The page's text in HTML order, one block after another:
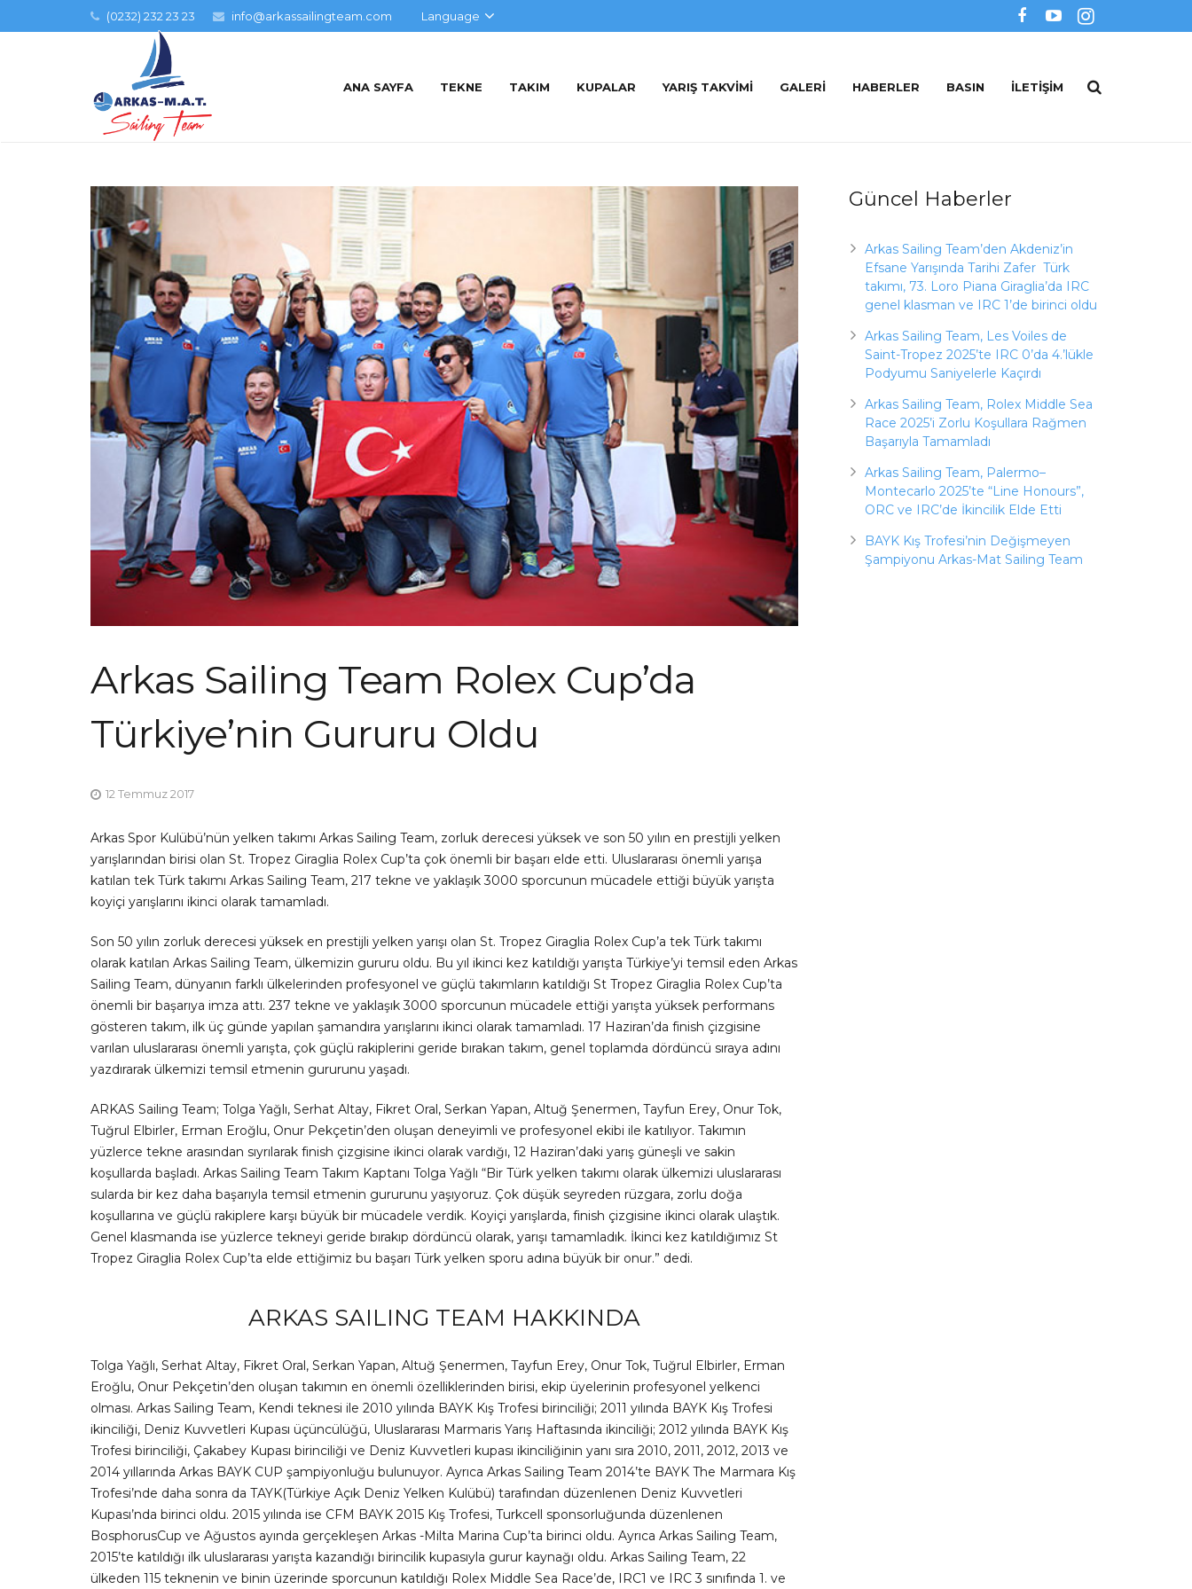
(0232) 232 23 23 info@arkassailingteam.com Language
ANA SAYFA TEKNE TAKIM KUPALAR YARIŞ TAKVIMI GALERI HABERLER BASIN İLETIŞIM
Arkas Sailing Team Rolex Cup’da
Türkiye’nin Gururu Oldu
12 Temmuz 2017
Arkas Spor Kulübü’nün yelken takımı Arkas Sailing Team, zorluk derecesi yüksek ve son 50 yılın en prestijli yelken
yarışlarından birisi olan St. Tropez Giraglia Rolex Cup’ta çok önemli bir başarı elde etti. Uluslararası önemli yarışa
katılan tek Türk takımı Arkas Sailing Team, 217 tekne ve yaklaşık 3000 sporcunun mücadele ettiği büyük yarışta
koyiçi yarışlarını ikinci olarak tamamladı.
Son 50 yılın zorluk derecesi yüksek en prestijli yelken yarışı olan St. Tropez Giraglia Rolex Cup’a tek Türk takımı
olarak katılan Arkas Sailing Team, ülkemizin gururu oldu. Bu yıl ikinci kez katıldığı yarışta Türkiye’yi temsil eden Arkas
Sailing Team, dünyanın farklı ülkelerinden profesyonel ve güçlü takımların katıldığı St Tropez Giraglia Rolex Cup’ta
önemli bir başarıya imza attı. 237 tekne ve yaklaşık 3000 sporcunun mücadele ettiği yarışta yüksek performans
gösteren takım, ilk üç günde yapılan şamandıra yarışlarını ikinci olarak tamamladı. 17 Haziran’da finish çizgisine
varılan uluslararası önemli yarışta, çok güçlü rakiplerini geride bırakan takım, genel toplamda dördüncü sıraya adını
yazdırarak ülkemizi temsil etmenin gururunu yaşadı.
ARKAS Sailing Team; Tolga Yağlı, Serhat Altay, Fikret Oral, Serkan Yapan, Altuğ Şenermen, Tayfun Erey, Onur Tok,
Tuğrul Elbirler, Erman Eroğlu, Onur Pekçetin’den oluşan deneyimli ve profesyonel ekibi ile katılıyor. Takımın
yüzlerce tekne arasından sıyrılarak finish çizgisine ikinci olarak vardığı, 12 Haziran’daki yarış güneşli ve sakin
koşullarda başladı. Arkas Sailing Team Takım Kaptanı Tolga Yağlı “Bir Türk yelken takımı olarak ülkemizi uluslararası
sularda bir kez daha başarıyla temsil etmenin gururunu yaşıyoruz. Çok düşük seyreden rüzgara, zorlu doğa
koşullarına ve güçlü rakiplere karşı büyük bir mücadele verdik. Koyiçi yarışlarda, finish çizgisine ikinci olarak ulaştık.
Genel klasmanda ise yüzlerce tekneyi geride bırakıp dördüncü olarak, yarışı tamamladık. İkinci kez katıldığımız St
Tropez Giraglia Rolex Cup’ta elde ettiğimiz bu başarı Türk yelken sporu adına büyük bir onur.” dedi.
ARKAS SAILING TEAM HAKKINDA
Tolga Yağlı, Serhat Altay, Fikret Oral, Serkan Yapan, Altuğ Şenermen, Tayfun Erey, Onur Tok, Tuğrul Elbirler, Erman
Eroğlu, Onur Pekçetin’den oluşan takımın en önemli özelliklerinden birisi, ekip üyelerinin profesyonel yelkenci
olması. Arkas Sailing Team, Kendi teknesi ile 2010 yılında BAYK Kış Trofesi birinciliği; 2011 yılında BAYK Kış Trofesi
ikinciliği, Deniz Kuvvetleri Kupası üçüncülüğü, Uluslararası Marmaris Yarış Haftasında ikinciliği; 2012 yılında BAYK Kış
Trofesi birinciliği, Çakabey Kupası birinciliği ve Deniz Kuvvetleri kupası ikinciliğinin yanı sıra 2010, 2011, 2012, 2013 ve
2014 yıllarında Arkas BAYK CUP şampiyonluğu bulunuyor. Ayrıca Arkas Sailing Team 2014’te BAYK The Marmara Kış
Trofesi’nde daha sonra da TAYK(Türkiye Açık Deniz Yelken Kulübü) tarafından düzenlenen Deniz Kuvvetleri
Kupası’nda birinci oldu. 2015 yılında ise CFM BAYK 2015 Kış Trofesi, Turkcell sponsorluğunda düzenlenen
BosphorusCup ve Ağustos ayında gerçekleşen Arkas -Milta Marina Cup’ta birinci oldu. Ayrıca Arkas Sailing Team,
2015’te katıldığı ilk uluslararası yarışta kazandığı birincilik kupasıyla gurur kaynağı oldu. Arkas Sailing Team, 22
ülkeden 115 teknenin ve binin üzerinde sporcunun katıldığı Rolex Middle Sea Race’de, IRC1 ve IRC 3 sınıfında 1. ve
Güncel Haberler
Arkas Sailing Team’den Akdeniz’in
Efsane Yarışında Tarihi Zafer Türk
takımı, 73. Loro Piana Giraglia’da IRC
genel klasman ve IRC 1’de birinci oldu
Arkas Sailing Team, Les Voiles de
Saint-Tropez 2025’te IRC 0’da 4.’lükle
Podyumu Saniyelerle Kaçırdı
Arkas Sailing Team, Rolex Middle Sea
Race 2025’i Zorlu Koşullara Rağmen
Başarıyla Tamamladı
Arkas Sailing Team, Palermo–
Montecarlo 2025’te “Line Honours”,
ORC ve IRC’de İkincilik Elde Etti
BAYK Kış Trofesi’nin Değişmeyen
Şampiyonu Arkas-Mat Sailing Team